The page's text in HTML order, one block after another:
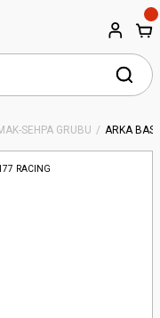
SEHPA GRUBU ARKA